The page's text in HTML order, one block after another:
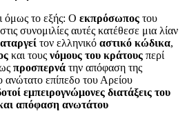
όμως το εξής: Ο εκπρόσωπος του
συνομιλίες αυτές κατέθεσε μια λίαν
τον ελληνικό αστικό κώδικα,
και τους νόμους του κράτους περί
προσπερνά την απόφαση της
ανώτατο επίπεδο του Αρείου
εμπειρογνώμονες διατάξεις του
απόφαση ανωτάτου